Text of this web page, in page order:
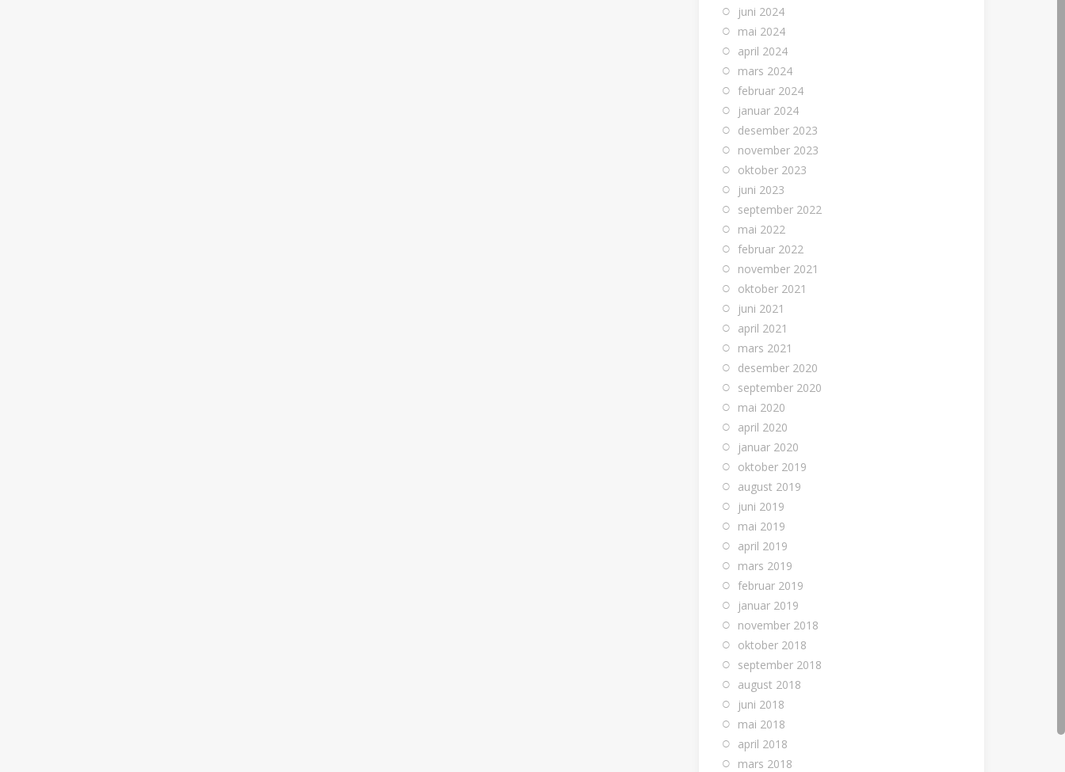
juni 2024
mai 2024
april 2024
mars 2024
februar 2024
januar 2024
desember 2023
november 2023
oktober 2023
juni 2023
september 2022
mai 2022
februar 2022
november 2021
oktober 2021
juni 2021
april 2021
mars 2021
desember 2020
september 2020
mai 2020
april 2020
januar 2020
oktober 2019
august 2019
juni 2019
mai 2019
april 2019
mars 2019
februar 2019
januar 2019
november 2018
oktober 2018
september 2018
august 2018
juni 2018
mai 2018
april 2018
mars 2018